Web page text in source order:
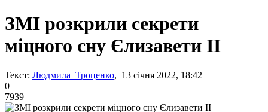
ЗМІ розкрили секрети
міцного сну Єлизавети II
Текст: Людмила Троценко, 13 січня 2022, 18:42
0
7939